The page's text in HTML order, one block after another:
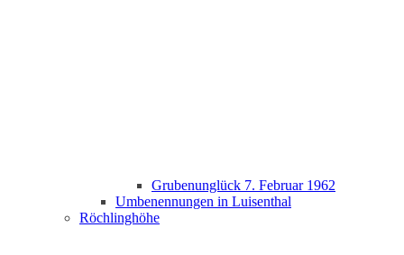
Grubenunglück 7. Februar 1962
Umbenennungen in Luisenthal
Röchlinghöhe